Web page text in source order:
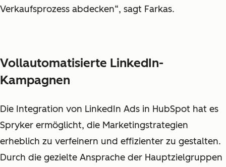
Verkaufsprozess abdecken“, sagt Farkas.
Vollautomatisierte LinkedIn-
Kampagnen
Die Integration von LinkedIn Ads in HubSpot hat es
Spryker ermöglicht, die Marketingstrategien
erheblich zu verfeinern und effizienter zu gestalten.
Durch die gezielte Ansprache der Hauptzielgruppen